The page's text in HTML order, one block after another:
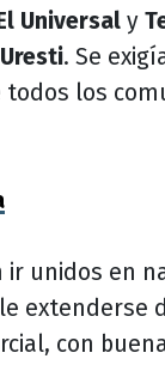
Universaly
. Se
los
ir unidos en
extenderse
con